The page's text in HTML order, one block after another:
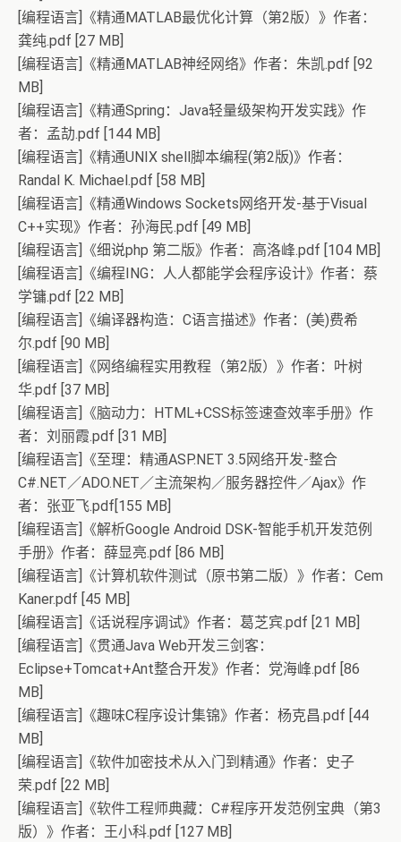
[编程语言]《精通MATLAB最优化计算（第2版）》作者：
龚纯.pdf [27 MB]
[编程语言]《精通MATLAB神经网络》作者：朱凯.pdf [92
MB]
[编程语言]《精通Spring：Java轻量级架构开发实践》作
者：孟劼.pdf [144 MB]
[编程语言]《精通UNIX shell脚本编程(第2版)》作者：
Randal K. Michael.pdf [58 MB]
[编程语言]《精通Windows Sockets网络开发-基于Visual
C++实现》作者：孙海民.pdf [49 MB]
[编程语言]《细说php 第二版》作者：高洛峰.pdf [104 MB]
[编程语言]《编程ING：人人都能学会程序设计》作者：蔡
学镛.pdf [22 MB]
[编程语言]《编译器构造：C语言描述》作者：(美)费希
尔.pdf [90 MB]
[编程语言]《网络编程实用教程（第2版）》作者：叶树
华.pdf [37 MB]
[编程语言]《脑动力：HTML+CSS标签速查效率手册》作
者：刘丽霞.pdf [31 MB]
[编程语言]《至理：精通ASP.NET 3.5网络开发-整合
C#.NET／ADO.NET／主流架构／服务器控件／Ajax》作
者：张亚飞.pdf[155 MB]
[编程语言]《解析Google Android DSK-智能手机开发范例
手册》作者：薛显亮.pdf [86 MB]
[编程语言]《计算机软件测试（原书第二版）》作者：Cem
Kaner.pdf [45 MB]
[编程语言]《话说程序调试》作者：葛芝宾.pdf [21 MB]
[编程语言]《贯通Java Web开发三剑客：
Eclipse+Tomcat+Ant整合开发》作者：党海峰.pdf [86
MB]
[编程语言]《趣味C程序设计集锦》作者：杨克昌.pdf [44
MB]
[编程语言]《软件加密技术从入门到精通》作者：史子
荣.pdf [22 MB]
[编程语言]《软件工程师典藏：C#程序开发范例宝典（第3
版）》作者：王小科.pdf [127 MB]